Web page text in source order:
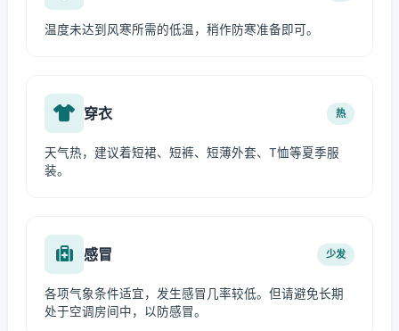
温度未达到风寒所需的低温，稍作防寒准备即可。
穿衣 热
天气热，建议着短裙、短裤、短薄外套、T恤等夏季服
装。
感冒 少发
各项气象条件适宜，发生感冒几率较低。但请避免长期
处于空调房间中，以防感冒。